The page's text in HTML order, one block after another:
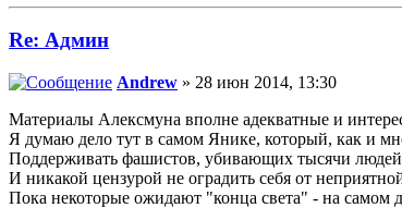
Re: Админ
Andrew » 28 июн 2014, 13:30
Материалы Алексмуна вполне адекватные и
Я думаю дело тут в самом Янике, который, как и
Поддерживать фашистов, убивающих тысячи людей
И никакой цензурой не оградить себя от
Пока некоторые ожидают "конца света" - на самом